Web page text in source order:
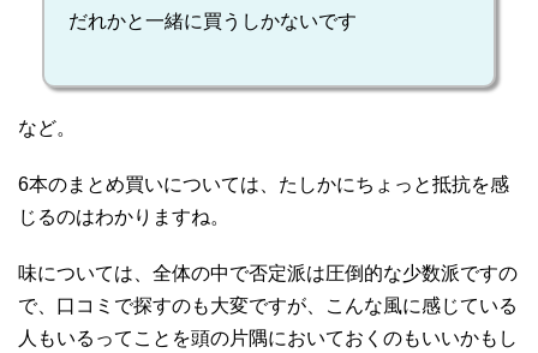
だれかと一緒に買うしかないです
など。
6本のまとめ買いについては、たしかにちょっと抵抗を感
じるのはわかりますね。
味については、全体の中で否定派は圧倒的な少数派ですの
で、口コミで探すのも大変ですが、こんな風に感じている
人もいるってことを頭の片隅においておくのもいいかもし